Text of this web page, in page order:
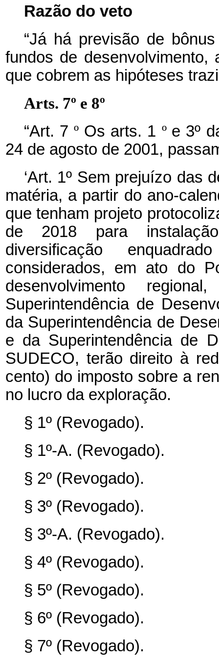
Razão do veto
“Já há previsão de
fundos de
que cobrem as hipóteses
Arts. 7º e 8º
“Art. 7º Os arts. 1 º e 3º
24 de agosto de 2001,
‘Art. 1º Sem prejuízo das
matéria, a partir do ano-
que tenham projeto
de 2018 para
diversificação
considerados, em ato do
desenvolvimento
Superintendência de
da Superintendência de
e da Superintendência de
SUDECO, terão direito à
cento) do imposto sobre a
no lucro da exploração.
§ 1º (Revogado).
§ 1º-A. (Revogado).
§ 2º (Revogado).
§ 3º (Revogado).
§ 3º-A. (Revogado).
§ 4º (Revogado).
§ 5º (Revogado).
§ 6º (Revogado).
§ 7º (Revogado).